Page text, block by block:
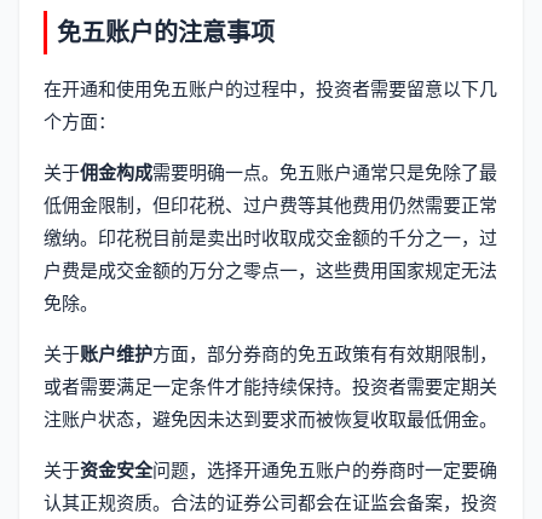
免五账户的注意事项
在开通和使用免五账户的过程中，投资者需要留意以下几
个方面：
关于佣金构成需要明确一点。免五账户通常只是免除了最
低佣金限制，但印花税、过户费等其他费用仍然需要正常
缴纳。印花税目前是卖出时收取成交金额的千分之一，过
户费是成交金额的万分之零点一，这些费用国家规定无法
免除。
关于账户维护方面，部分券商的免五政策有有效期限制，
或者需要满足一定条件才能持续保持。投资者需要定期关
注账户状态，避免因未达到要求而被恢复收取最低佣金。
关于资金安全问题，选择开通免五账户的券商时一定要确
认其正规资质。合法的证券公司都会在证监会备案，投资